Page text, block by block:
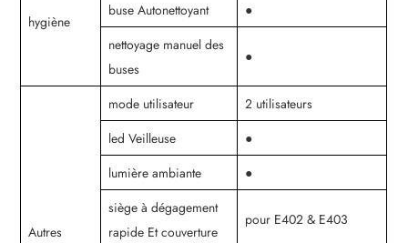
hygiène
buse Autonettoyant
●
nettoyage manuel des
buses
●
Autres
mode utilisateur
2 utilisateurs
led Veilleuse
●
lumière ambiante
●
siège à dégagement
rapide Et couverture
pour E402 & E403